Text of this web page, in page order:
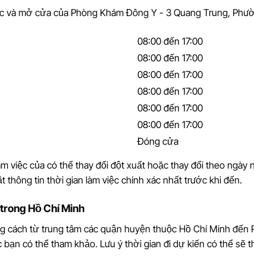
và mở cửa của Phòng Khám Đông Y - 3 Quang Trung,
08:00 đến 17:00
08:00 đến 17:00
08:00 đến 17:00
08:00 đến 17:00
08:00 đến 17:00
08:00 đến 17:00
Đóng cửa
việc của có thể thay đổi đột xuất hoặc thay đổi theo
thông tin thời gian làm việc chính xác nhất trước khi đến.
Hồ Chí Minh
cách từ trung tâm các quận huyện thuộc Hồ Chí Minh đến
bạn có thể tham khảo. Lưu ý thời gian đi dự kiến có thể sẽ